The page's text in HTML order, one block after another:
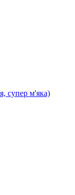
супер м'яка)